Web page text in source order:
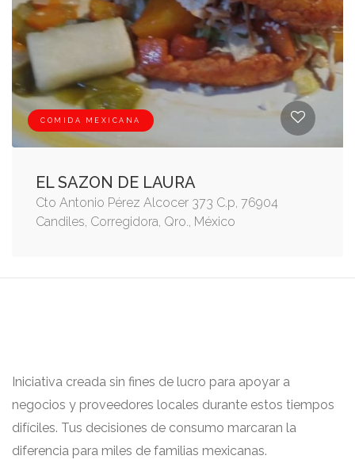
COMIDA MEXICANA
EL SAZON DE LAURA
Cto Antonio Pérez Alcocer 373 C.p, 76904
Candiles, Corregidora, Qro., México
Iniciativa creada sin fines de lucro para apoyar a
negocios y proveedores locales durante estos tiempos
difíciles. Tus decisiones de consumo marcaran la
diferencia para miles de familias mexicanas.